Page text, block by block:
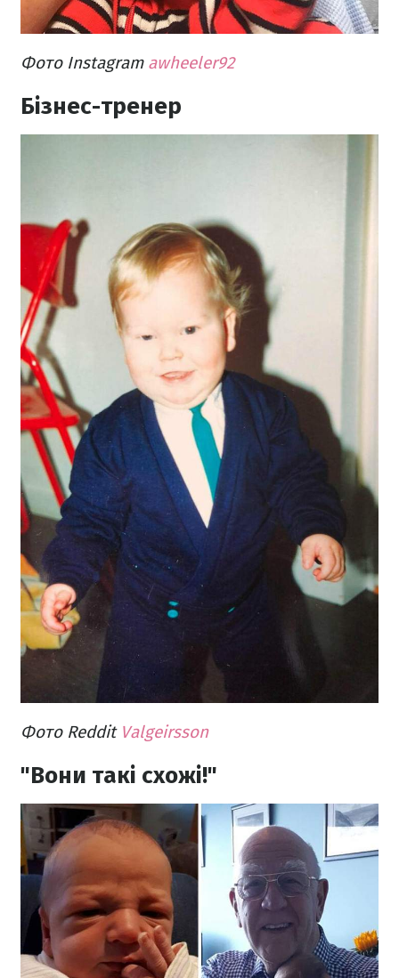
Фото Instagram awheeler92
Бізнес-тренер
Фото Reddit Valgeirsson
"Вони такі схожі!"